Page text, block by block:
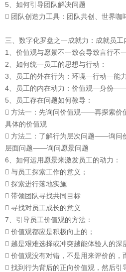
5、如何引导团队解决问题
 团队创造力工具：团队共创、世界咖
三、数字化罗盘之一成就力：成就员
1、价值观与愿景不一致会导致言行不
2、如何统一员工的思想与行动：
3、员工的外在行为：环境—行动—能力
4、员工的内在动力：价值观—身份
5、员工存在问题如何教导：
 方法一：先询问价值观——再探索
具体的价值观
 方法二：了解行为层次问题——询
层面问题——询问愿景问题
6、如何运用愿景来激发员工的动力：
 与员工探索工作的意义；
 探索进行落地实施
 带领团队寻找共同目标
 寻找对员工成长的意义
7、引导员工价值观的方法：
 价值观都应是积极向上的；
 越是艰难选择或冲突越能体验人的深
 价值观没有对错，不是用来评价的，
 找到行为背后的正向价值观，然后引